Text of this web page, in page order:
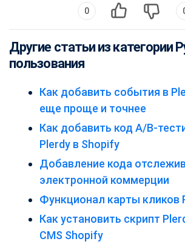
0
Другие статьи из категории
пользования
Как добавить события в
еще проще и точнее
Как добавить код A/B-
Plerdy в Shopify
Добавление кода
электронной коммерции
Функционал карты кликов
Как установить скрипт
CMS Shopify